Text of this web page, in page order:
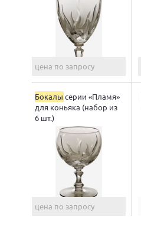
цена по запросу
Бокалы серии «Пламя»
для коньяка (набор из
6 шт.)
цена по запросу